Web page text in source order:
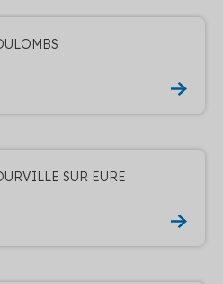
SUR EURE